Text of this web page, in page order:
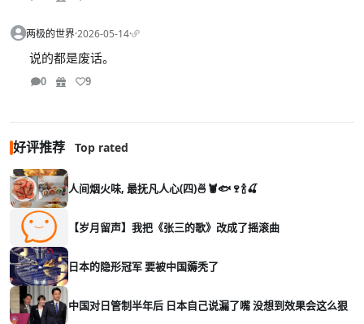
两极的世界·2026-05-14·
说的都是废话。
0 9
好评推荐 Top rated
人间烟火味, 最抚凡人心(四)🍜🦞🐟🍷🍾🍒
【岁月留声】我把《张三的歌》改成了摇滚曲
日本的隐形冠军 要被中国薅秃了
中国对日管制半年后 日本自己说漏了嘴 没想到效果会这么狠